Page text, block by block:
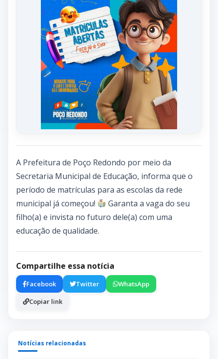
A Prefeitura de Poço Redondo por meio da
Secretaria Municipal de Educação, informa que o
período de matrículas para as escolas da rede
municipal já começou!
Garanta a vaga do seu
filho(a) e invista no futuro dele(a) com uma
educação de qualidade.
Compartilhe essa notícia
Facebook Twitter
WhatsApp
Copiar link
Notícias relacionadas